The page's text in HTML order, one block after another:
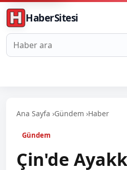
HaberSitesi
Haberlerde ara
Ana Sayfa ›Gündem ›Haber
Gündem
Çin'de